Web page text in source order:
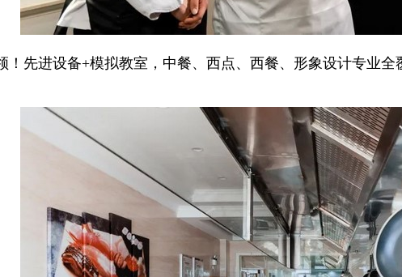
！先进设备+模拟教室，中餐、西点、西餐、形象设计专业